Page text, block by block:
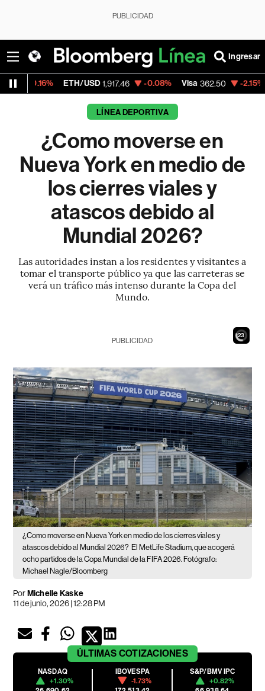
PUBLICIDAD
Ingresar
ETH/USD 1,917.46 -0.08% Visa 362.50 -2.15%
LÍNEA DEPORTIVA
¿Como moverse en
Nueva York en medio de
los cierres viales y
atascos debido al
Mundial 2026?
Las autoridades instan a los residentes y visitantes a
tomar el transporte público ya que las carreteras se
verá un tráfico más intenso durante la Copa del
Mundo.
21
PUBLICIDAD
¿Como moverse en Nueva York en medio de los cierres viales y
atascos debido al Mundial 2026? El MetLife Stadium, que acogerá
ocho partidos de la Copa Mundial de la FIFA 2026. Fotógrafo:
Michael Nagle/Bloomberg
PorMichelle Kaske
11 de junio, 2026 | 12:28 PM
ÚLTIMAS COTIZACIONES
NASDAQ
+1.30%
IBOVESPA
-1.73%
S&P/BMV IPC
+0.82%